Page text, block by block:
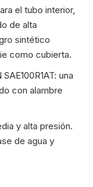
el tubo interior,
de alta
sintético
como cubierta.
una
con alambre
y alta presión.
de agua y